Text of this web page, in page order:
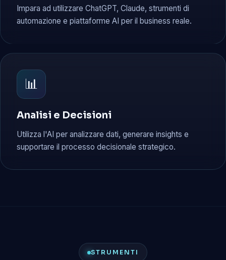
Impara ad utilizzare ChatGPT, Claude, strumenti di
automazione e piattaforme AI per il business reale.
📊
Analisi e Decisioni
Utilizza l'AI per analizzare dati, generare insights e
supportare il processo decisionale strategico.
STRUMENTI